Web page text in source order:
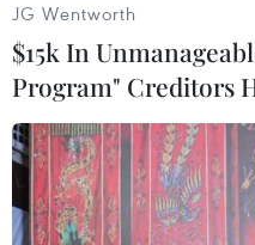
JG Wentworth
$15k In
Program" Creditors